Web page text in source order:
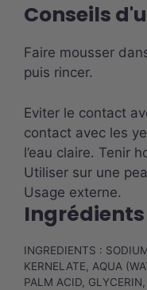
Conseils
Faire mousser
puis rincer.
Eviter le contact
contact avec les
l’eau claire. Tenir
Utiliser sur une
Usage externe.
Ingrédients
INGREDIENTS :
KERNELATE, AQUA
PALM ACID,